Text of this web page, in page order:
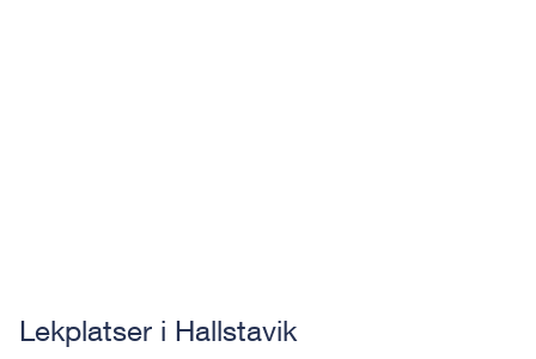
Lekplatser i Hallstavik